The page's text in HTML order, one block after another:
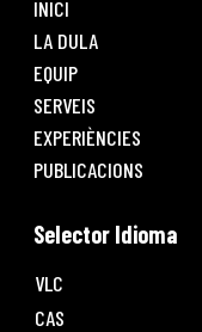
INICI
LA DULA
EQUIP
SERVEIS
EXPERIÈNCIES
PUBLICACIONS
Selector Idioma
VLC
CAS